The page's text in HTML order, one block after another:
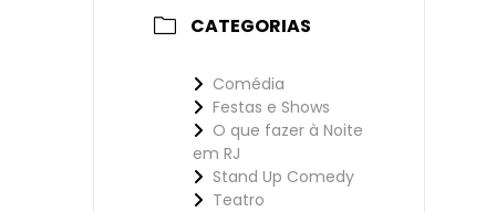
CATEGORIAS
Comédia
Festas e Shows
O que fazer à Noite
em RJ
Stand Up Comedy
Teatro